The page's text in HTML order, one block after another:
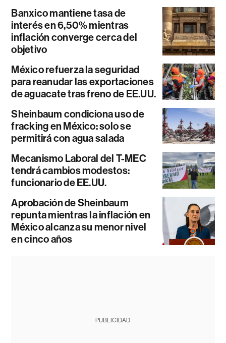
Banxico mantiene tasa de
interés en 6,50% mientras
inflación converge cerca del
objetivo
México refuerza la seguridad
para reanudar las exportaciones
de aguacate tras freno de EE.UU.
Sheinbaum condiciona uso de
fracking en México: solo se
permitirá con agua salada
Mecanismo Laboral del T-MEC
tendrá cambios modestos:
funcionario de EE.UU.
Aprobación de Sheinbaum
repunta mientras la inflación en
México alcanza su menor nivel
en cinco años
PUBLICIDAD